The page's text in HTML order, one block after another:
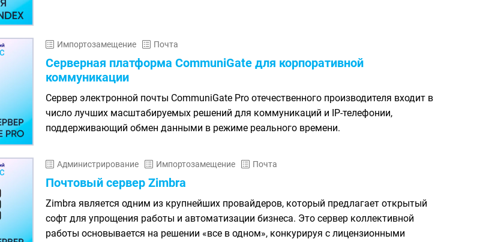
Импортозамещение Почта
Серверная платформа CommuniGate для корпоративной
коммуникации
Сервер электронной почты CommuniGate Pro отечественного производителя входит в
число лучших масштабируемых решений для коммуникаций и IP-телефонии,
поддерживающий обмен данными в режиме реального времени.
Администрирование Импортозамещение Почта
Почтовый сервер Zimbra
Zimbra является одним из крупнейших провайдеров, который предлагает открытый
софт для упрощения работы и автоматизации бизнеса. Это сервер коллективной
работы основывается на решении «все в одном», конкурируя с лицензионными